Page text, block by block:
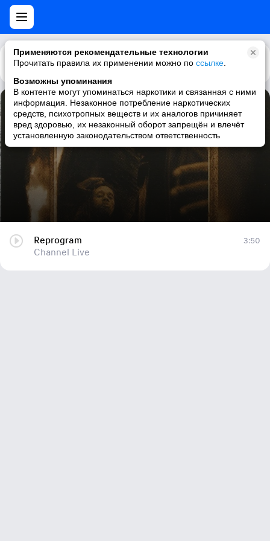
Применяются рекомендательные технологии
Прочитать правила их применении можно по ссылке
Возможны упоминания
В контенте могут упоминаться наркотики и связанная с ними
информация. Незаконное потребление наркотических
средств, психотропных веществ и их аналогов причиняет
вред здоровью, их незаконный оборот запрещён и влечёт
установленную законодательством ответственность
Каталог Рекомендации
Reprogram
Channel Live
Reprogram
Channel Live
3:50